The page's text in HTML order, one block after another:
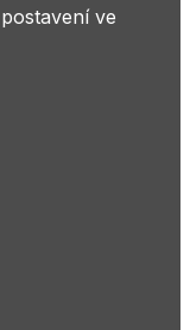
ve